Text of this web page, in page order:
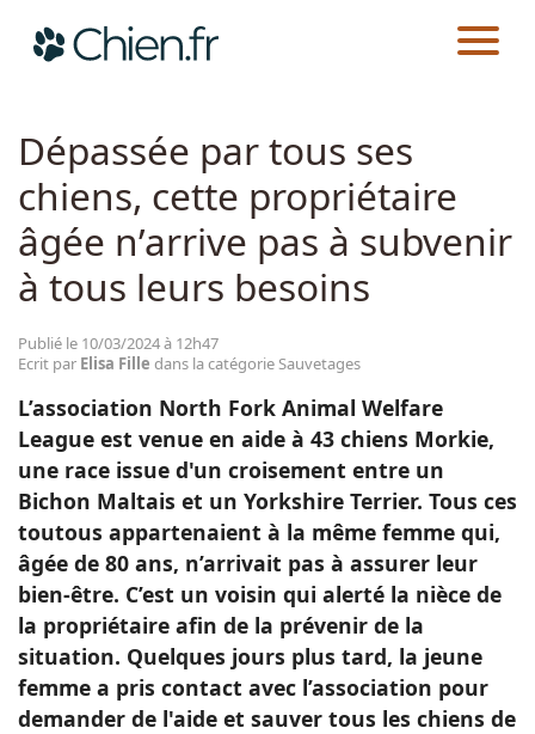
Races
Guides
CHIEN.FR ACTUALITÉS
Dépassée par tous ses
chiens, cette propriétaire
âgée n’arrive pas à subvenir
à tous leurs besoins
Publié le 10/03/2024 à 12h47
Ecrit par Elisa Fille dans la catégorie Sauvetages
L’association North Fork Animal Welfare
League est venue en aide à 43 chiens Morkie,
une race issue d'un croisement entre un
Bichon Maltais et un Yorkshire Terrier. Tous ces
toutous appartenaient à la même femme qui,
âgée de 80 ans, n’arrivait pas à assurer leur
bien-être. C’est un voisin qui alerté la nièce de
la propriétaire afin de la prévenir de la
situation. Quelques jours plus tard, la jeune
femme a pris contact avec l’association pour
demander de l'aide et sauver tous les chiens de